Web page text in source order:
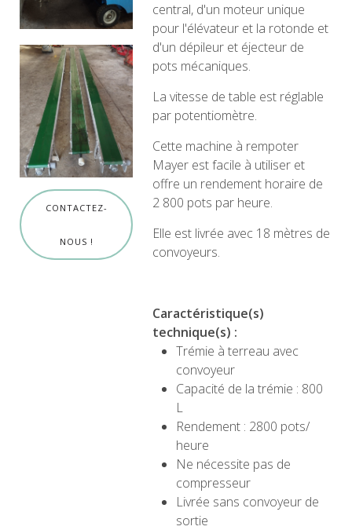
CONTACTEZ-
NOUS !
central, d'un moteur unique
pour l'élévateur et la rotonde et
d'un dépileur et éjecteur de
pots mécaniques.
La vitesse de table est réglable
par potentiomètre.
Cette machine à rempoter
Mayer est facile à utiliser et
offre un rendement horaire de
2 800 pots par heure.
Elle est livrée avec 18 mètres de
convoyeurs.
Caractéristique(s)
technique(s) :
Trémie à terreau avec
convoyeur
Capacité de la trémie : 800
L
Rendement : 2800 pots/
heure
Ne nécessite pas de
compresseur
Livrée sans convoyeur de
sortie